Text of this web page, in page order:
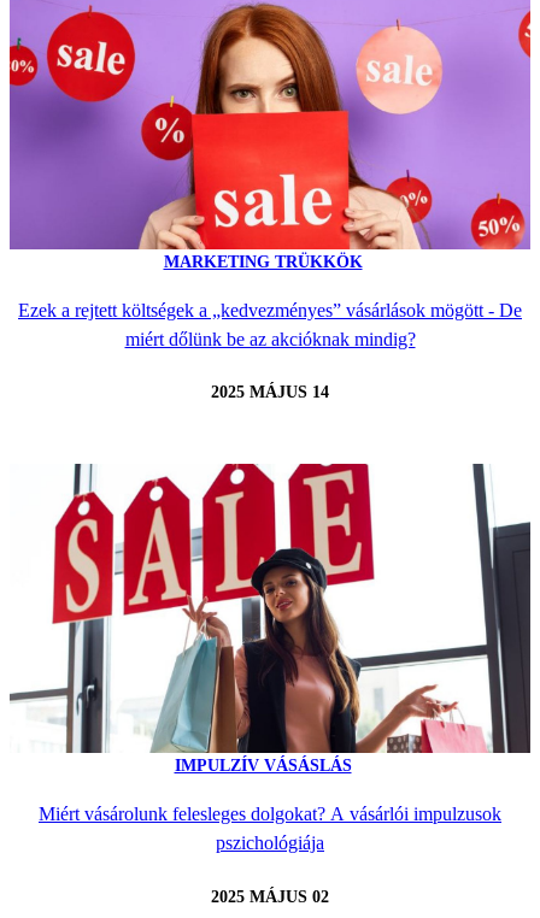
MARKETING TRÜKKÖK
Ezek a rejtett költségek a „kedvezményes” vásárlások mögött - De
miért dőlünk be az akcióknak mindig?
2025 MÁJUS 14
IMPULZÍV VÁSÁSLÁS
Miért vásárolunk felesleges dolgokat? A vásárlói impulzusok
pszichológiája
2025 MÁJUS 02